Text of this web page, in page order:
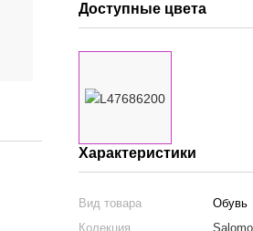
Доступные цвета
Характеристики
Вид товара
Обувь
Колекция